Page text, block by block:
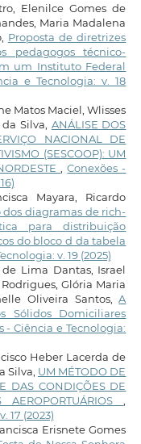
Elenilce Gomes de
Maria Madalena
Proposta de diretrizes
pedagogos técnico-
um Instituto Federal
e Tecnologia: v. 18
Matos Maciel, Wlisses
Silva, ANÁLISE DOS
NACIONAL DE
(SESCOOP): UM
,Conexões -
Mayara, Ricardo
dos diagramas de rich-
para distribuição
do bloco d da tabela
v. 19 (2025)
Lima Dantas, Israel
Glória Maria
Oliveira Santos,A
Sólidos Domiciliares
- Ciência e Tecnologia:
Heber Lacerda de
Silva, UM MÉTODO DE
DAS CONDIÇÕES DE
17 (2023)
Erisnete Gomes